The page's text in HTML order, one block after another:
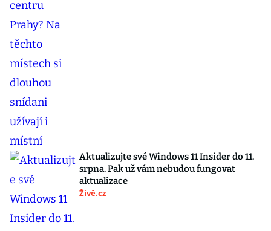
Aktualizujte své Windows 11 Insider do 11.
srpna. Pak už vám nebudou fungovat
aktualizace
Živě.cz